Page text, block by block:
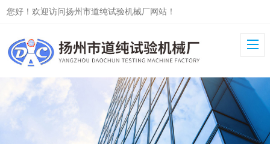
您好！欢迎访问扬州市道纯试验机械厂网站！